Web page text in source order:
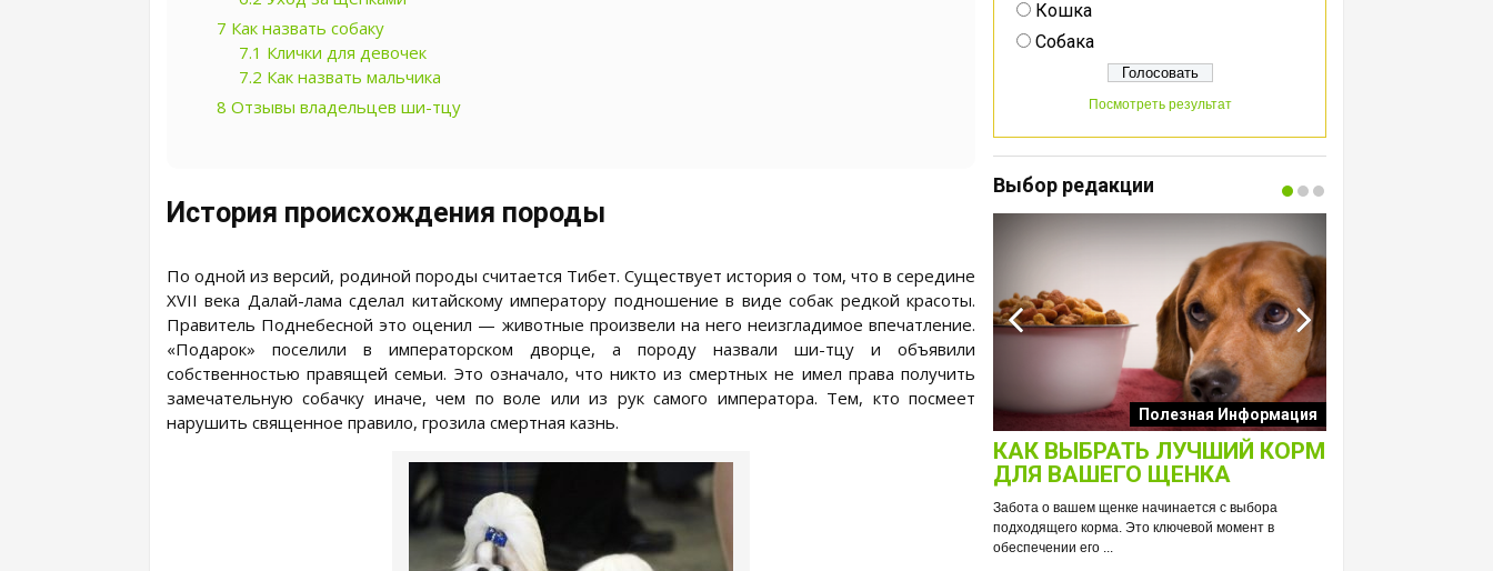
7 Как назвать собаку
7.1 Клички для девочек
7.2 Как назвать мальчика
8 Отзывы владельцев ши-тцу
История происхождения породы
По одной из версий, родиной породы считается Тибет. Существует история о том, что в середине
ХVII века Далай-лама сделал китайскому императору подношение в виде собак редкой красоты.
Правитель Поднебесной это оценил — животные произвели на него неизгладимое впечатление.
«Подарок» поселили в императорском дворце, а породу назвали ши-тцу и объявили
собственностью правящей семьи. Это означало, что никто из смертных не имел права получить
замечательную собачку иначе, чем по воле или из рук самого императора. Тем, кто посмеет
нарушить священное правило, грозила смертная казнь.
Кошка
Собака
Посмотреть результат
Выбор редакции
Интересные подборки про кошек и
КОРМА ДЛЯ СОБАК NUTRO:
ИЗУЧАЕМ СОСТАВ НОВОГО
ПРЕМИУМ-БРЕНДА
Основа здоровья и долголетия собаки – правильное
Полезная Информация
КАК ВЫБРАТЬ ЛУЧШИЙ КОРМ
ДЛЯ ВАШЕГО ЩЕНКА
Забота о вашем щенке начинается с выбора
подходящего корма. Это ключевой момент в
обеспечении его ...